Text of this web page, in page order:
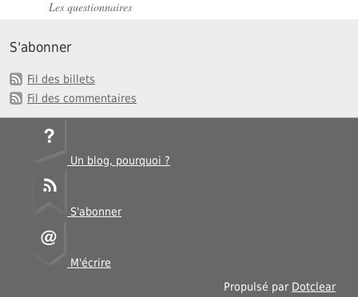
Les questionnaires
S'abonner
Fil des billets
Fil des commentaires
Un blog, pourquoi ?
S'abonner
M'écrire
Propulsé par Dotclear